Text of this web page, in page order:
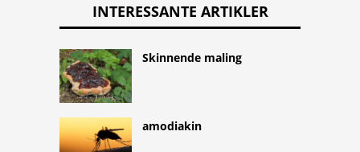
INTERESSANTE ARTIKLER
Skinnende maling
amodiakin